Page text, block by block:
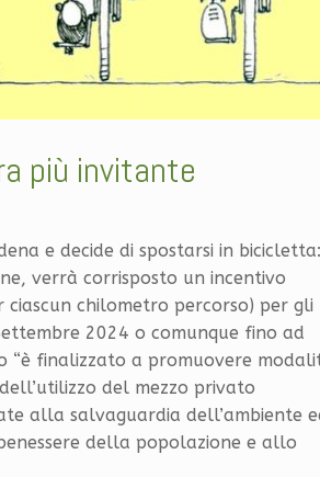
più invitante
e decide di spostarsi in bicicletta:
verrà corrisposto un incentivo
chilometro percorso) per gli
2024 o comunque fino ad
“è finalizzato a promuovere
del mezzo privato
alla salvaguardia dell’ambiente
della popolazione e allo